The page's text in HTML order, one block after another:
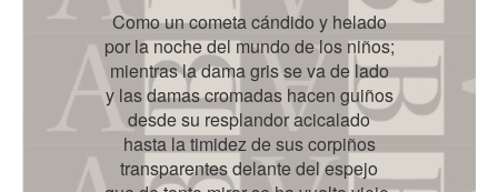
Como un cometa cándido y helado
por la noche del mundo de los niños;
mientras la dama gris se va de lado
y las damas cromadas hacen guiños
desde su resplandor acicalado
hasta la timidez de sus corpiños
transparentes delante del espejo